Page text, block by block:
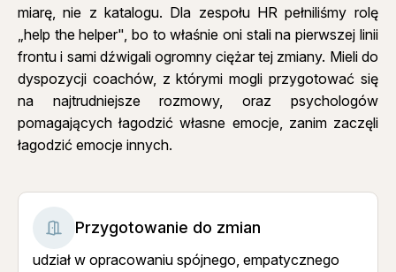
miarę, nie z katalogu. Dla zespołu HR pełniliśmy rolę
„help the helper", bo to właśnie oni stali na pierwszej linii
frontu i sami dźwigali ogromny ciężar tej zmiany. Mieli do
dyspozycji coachów, z którymi mogli przygotować się
na najtrudniejsze rozmowy, oraz psychologów
pomagających łagodzić własne emocje, zanim zaczęli
łagodzić emocje innych.
Przygotowanie do zmian
udział w opracowaniu spójnego, empatycznego